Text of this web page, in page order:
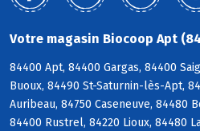
Votre magasin Biocoop Apt
84400 Apt, 84400 Gargas, 84400
Buoux, 84490 St-Saturnin-lès-Apt,
Auribeau, 84750 Caseneuve, 84480
84400 Rustrel, 84220 Lioux, 84480